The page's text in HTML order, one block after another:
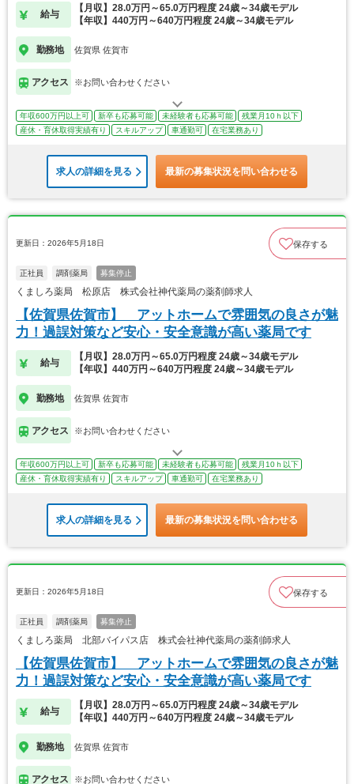
給与
【月収】28.0万円～65.0万円程度 24歳～34歳モデル
【年収】440万円～640万円程度 24歳～34歳モデル
勤務地 佐賀県 佐賀市
アクセス ※お問い合わせください
年収600万円以上可 新卒も応募可能 未経験者も応募可能
残業月10ｈ以下
産休・育休取得実績有り
スキルアップ 車通勤可 在宅業務あり
求人の詳細を見る 最新の募集状況を問い合わせる
更新日：2026年5月18日 保存する
正社員 調剤薬局 募集停止
くましろ薬局 松原店 株式会社神代薬局の薬剤師求人
【佐賀県佐賀市】 アットホームで雰囲気の良さが魅
力！過誤対策など安心・安全意識が高い薬局です
給与
【月収】28.0万円～65.0万円程度 24歳～34歳モデル
【年収】440万円～640万円程度 24歳～34歳モデル
勤務地 佐賀県 佐賀市
アクセス ※お問い合わせください
年収600万円以上可 新卒も応募可能 未経験者も応募可能
残業月10ｈ以下
産休・育休取得実績有り
スキルアップ 車通勤可 在宅業務あり
求人の詳細を見る 最新の募集状況を問い合わせる
更新日：2026年5月18日 保存する
正社員 調剤薬局 募集停止
くましろ薬局 北部バイパス店 株式会社神代薬局の薬剤師求人
【佐賀県佐賀市】 アットホームで雰囲気の良さが魅
力！過誤対策など安心・安全意識が高い薬局です
給与
【月収】28.0万円～65.0万円程度 24歳～34歳モデル
【年収】440万円～640万円程度 24歳～34歳モデル
勤務地 佐賀県 佐賀市
アクセス ※お問い合わせください